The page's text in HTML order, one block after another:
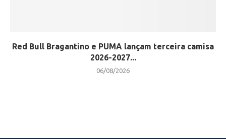
Red Bull Bragantino e PUMA lançam terceira camisa
2026-2027...
06/08/2026